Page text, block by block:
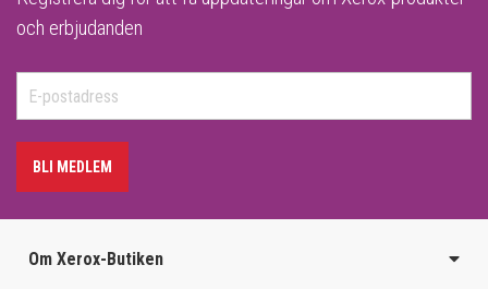
och erbjudanden
BLI MEDLEM
Om Xerox-Butiken